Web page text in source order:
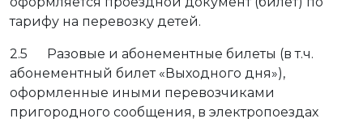
тарифу на перевозку детей.
2.5 Разовые и абонементные билеты (в т.ч.
абонементный билет «Выходного дня»),
оформленные иными перевозчиками
пригородного сообщения, в электропоездах